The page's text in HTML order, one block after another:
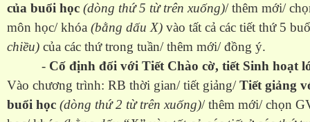
của buổi học (dòng thứ 5 từ trên xuống)/ thêm mới/
môn học/ khóa (bằng dấu X) vào tất cả các tiết thứ 5
chiều) của các thứ trong tuần/ thêm mới/ đồng ý.
- Cố định đối với Tiết Chào cờ, tiết Sinh hoạt
Vào chương trình: RB thời gian/ tiết giảng/Tiết giảng
buổi học (dòng thứ 2 từ trên xuống)/ thêm mới/ chọn